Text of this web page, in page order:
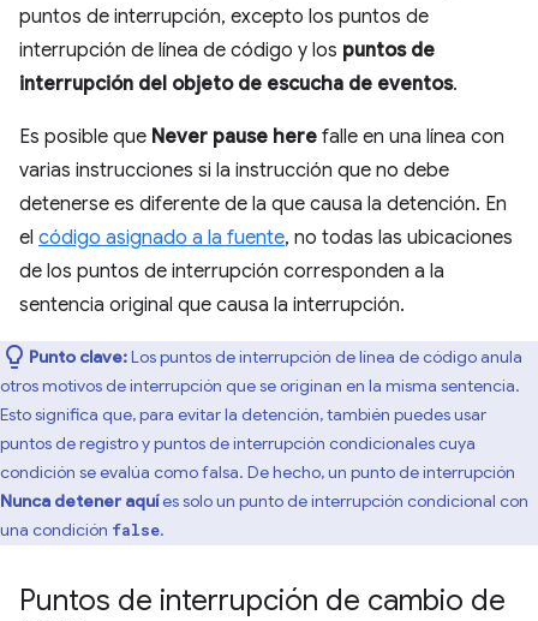
puntos de interrupción, excepto los puntos de
interrupción de línea de código y los puntos de
interrupción del objeto de escucha de eventos.
Es posible que Never pause here falle en una línea con
varias instrucciones si la instrucción que no debe
detenerse es diferente de la que causa la detención. En
el código asignado a la fuente, no todas las ubicaciones
de los puntos de interrupción corresponden a la
sentencia original que causa la interrupción.
Punto clave:Los puntos de interrupción de línea de código anula
otros motivos de interrupción que se originan en la misma sentencia.
Esto significa que, para evitar la detención, también puedes usar
puntos de registro y puntos de interrupción condicionales cuya
condición se evalúa como falsa. De hecho, un punto de interrupción
Nunca detener aquíes solo un punto de interrupción condicional con
una condición false.
Puntos de interrupción de cambio de